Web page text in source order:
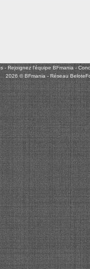
- Rejoignez l'équipe BFmania-
2026 © BFmania - Réseau